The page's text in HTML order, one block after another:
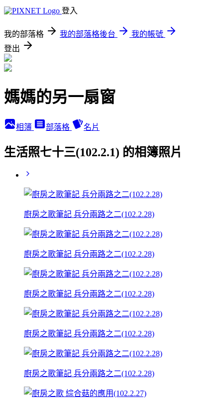
登入
我的部落格 我的部落格後台
我的帳號
登出
媽媽的另一扇窗
相簿 部落格 名片
生活照七十三(102.2.1) 的相簿照片
廚房之歌筆記 兵分兩路之二(102.2.28)
廚房之歌筆記 兵分兩路之二(102.2.28)
廚房之歌筆記 兵分兩路之二(102.2.28)
廚房之歌筆記 兵分兩路之二(102.2.28)
廚房之歌筆記 兵分兩路之二(102.2.28)